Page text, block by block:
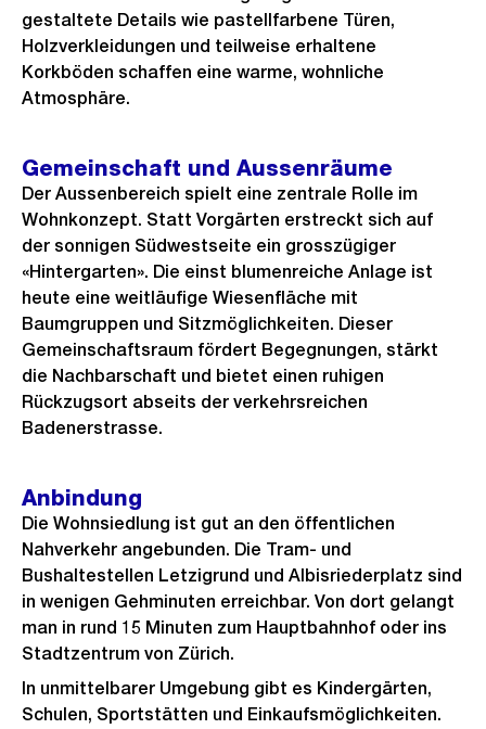
gestaltete Details wie pastellfarbene Türen,
Holzverkleidungen und teilweise erhaltene
Korkböden schaffen eine warme, wohnliche
Atmosphäre.
Gemeinschaft und Aussenräume
Der Aussenbereich spielt eine zentrale Rolle im
Wohnkonzept. Statt Vorgärten erstreckt sich auf
der sonnigen Südwestseite ein grosszügiger
«Hintergarten». Die einst blumenreiche Anlage ist
heute eine weitläufige Wiesenfläche mit
Baumgruppen und Sitzmöglichkeiten. Dieser
Gemeinschaftsraum fördert Begegnungen, stärkt
die Nachbarschaft und bietet einen ruhigen
Rückzugsort abseits der verkehrsreichen
Badenerstrasse.
Anbindung
Die Wohnsiedlung ist gut an den öffentlichen
Nahverkehr angebunden. Die Tram- und
Bushaltestellen Letzigrund und Albisriederplatz sind
in wenigen Gehminuten erreichbar. Von dort gelangt
man in rund 15 Minuten zum Hauptbahnhof oder ins
Stadtzentrum von Zürich.
In unmittelbarer Umgebung gibt es Kindergärten,
Schulen, Sportstätten und Einkaufsmöglichkeiten.